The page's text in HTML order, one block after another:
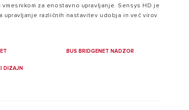
Široka paleta grelnikov vode Ariston je zasnovana tako,
da zagotavlja popolno kombinacijo visoke učinkovitosti,
vmesnikom za enostavno upravljanje. Sensys HD je
upravljanje različnih nastavitev udobja in več virov
BUS BRIDGENET NADZOR
DIZAJN